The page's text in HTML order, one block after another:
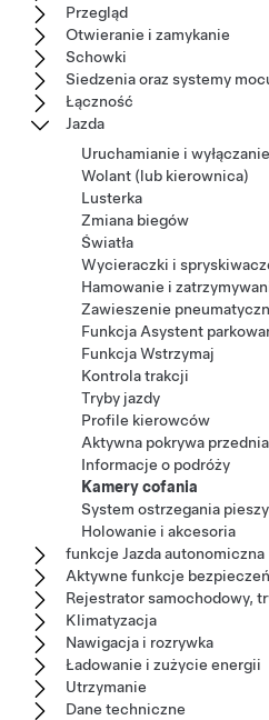
Przegląd
Otwieranie i zamykanie
Schowki
Siedzenia oraz systemy
Łączność
Jazda
Uruchamianie i wyłączanie
Wolant (lub kierownica)
Lusterka
Zmiana biegów
Światła
Wycieraczki i
Hamowanie i
Zawieszenie
Funkcja Asystent
Funkcja Wstrzymaj
Kontrola trakcji
Tryby jazdy
Profile kierowców
Aktywna pokrywa przednia
Informacje o podróży
Kamery cofania
System ostrzegania
Holowanie i akcesoria
funkcje Jazda autonomiczna
Aktywne funkcje
Rejestrator samochodowy,
Klimatyzacja
Nawigacja i rozrywka
Ładowanie i zużycie energii
Utrzymanie
Dane techniczne